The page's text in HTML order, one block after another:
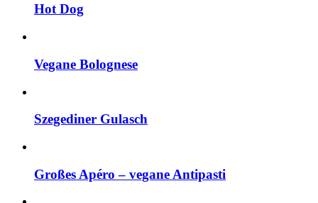
Hot Dog
Vegane Bolognese
Szegediner Gulasch
Großes Apéro – vegane Antipasti